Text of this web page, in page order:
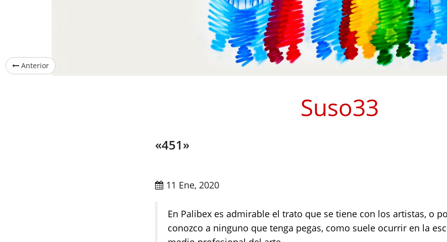
Suso33
«451»
11 Ene, 2020
En Palibex es admirable el trato que se tiene con los artistas, o
conozco a ninguno que tenga pegas, como suele ocurrir en la
Anterior